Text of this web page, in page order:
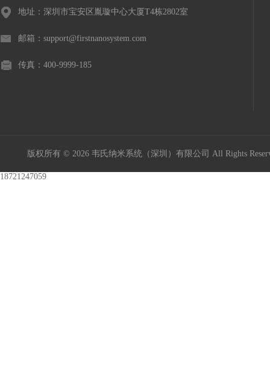
地址：深圳市宝安区胤璇中心大厦T4栋2802室
邮箱：support@firstnanosystem.com
传真：400-9999-185
版权所有 © 2026 韦氏纳米系统（深圳）有限公司 All Rights
18721247059